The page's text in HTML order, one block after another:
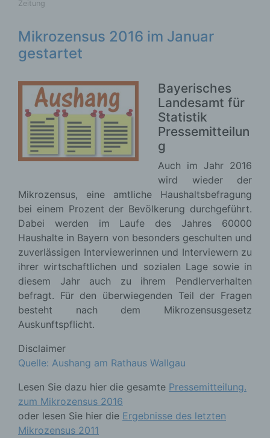
Zeitung
Mikrozensus 2016 im Januar
gestartet
Bayerisches
Landesamt für
Statistik
Pressemitteilun
g
Auch im Jahr 2016
wird wieder der
Mikrozensus, eine amtliche Haushaltsbefragung
bei einem Prozent der Bevölkerung durchgeführt.
Dabei werden im Laufe des Jahres 60000
Haushalte in Bayern von besonders geschulten und
zuverlässigen Interviewerinnen und Interviewern zu
ihrer wirtschaftlichen und sozialen Lage sowie in
diesem Jahr auch zu ihrem Pendlerverhalten
befragt. Für den überwiegenden Teil der Fragen
besteht nach dem Mikrozensusgesetz
Auskunftspflicht.
Disclaimer
Quelle: Aushang am Rathaus Wallgau
Lesen Sie dazu hier die gesamte Pressemitteilung.
zum Mikrozensus 2016
oder lesen Sie hier die Ergebnisse des letzten
Mikrozensus 2011